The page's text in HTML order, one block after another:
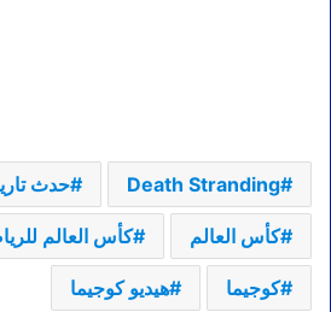
Death Stranding حدث
كأس العالم كأس العالم
كوجيما هيديو كوجيما